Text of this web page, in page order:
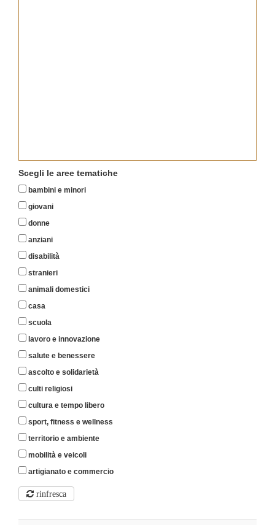
Scegli le aree tematiche
bambini e minori
giovani
donne
anziani
disabilità
stranieri
animali domestici
casa
scuola
lavoro e innovazione
salute e benessere
ascolto e solidarietà
culti religiosi
cultura e tempo libero
sport, fitness e wellness
territorio e ambiente
mobilità e veicoli
artigianato e commercio
rinfresca